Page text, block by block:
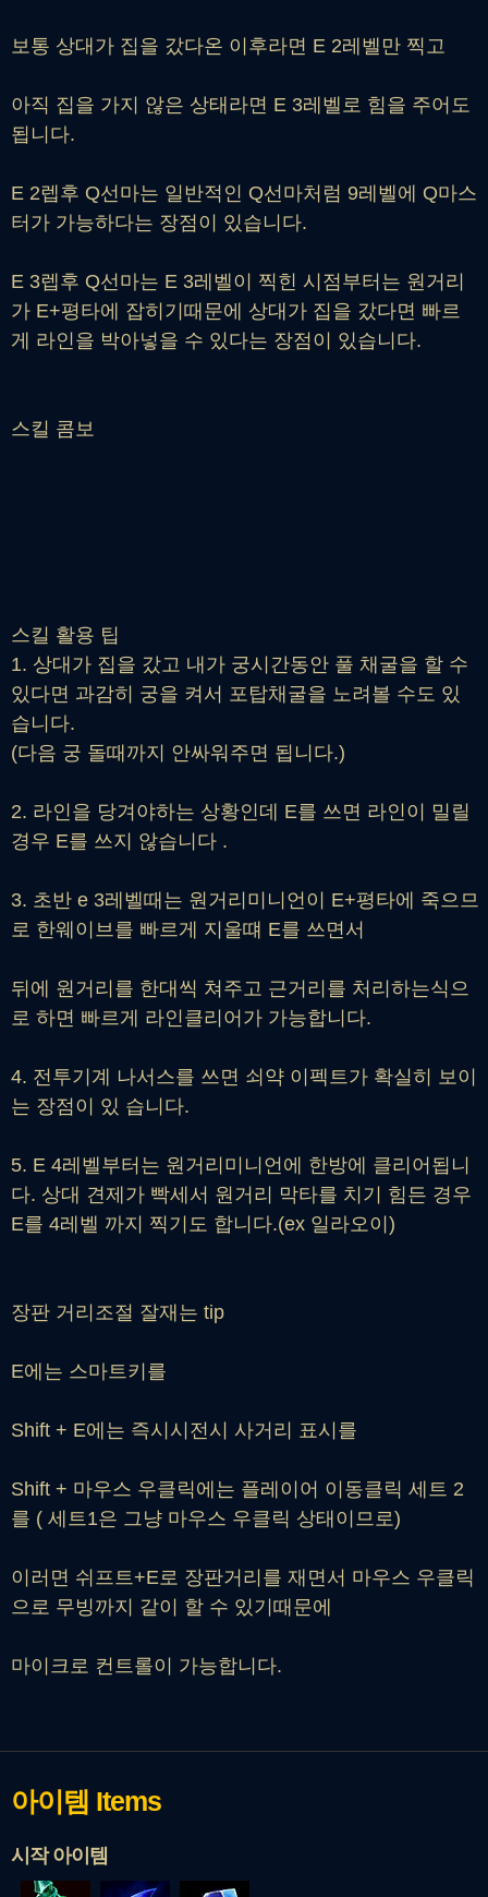
보통 상대가 집을 갔다온 이후라면 E 2레벨만 찍고
아직 집을 가지 않은 상태라면 E 3레벨로 힘을 주어도
됩니다.
E 2렙후 Q선마는 일반적인 Q선마처럼 9레벨에 Q마스
터가 가능하다는 장점이 있습니다.
E 3렙후 Q선마는 E 3레벨이 찍힌 시점부터는 원거리
가 E+평타에 잡히기때문에 상대가 집을 갔다면 빠르
게 라인을 박아넣을 수 있다는 장점이 있습니다.
스킬 콤보
스킬 활용 팁
1. 상대가 집을 갔고 내가 궁시간동안 풀 채굴을 할 수
있다면 과감히 궁을 켜서 포탑채굴을 노려볼 수도 있
습니다.
(다음 궁 돌때까지 안싸워주면 됩니다.)
2. 라인을 당겨야하는 상황인데 E를 쓰면 라인이 밀릴
경우 E를 쓰지 않습니다 .
3. 초반 e 3레벨때는 원거리미니언이 E+평타에 죽으므
로 한웨이브를 빠르게 지울떄 E를 쓰면서
뒤에 원거리를 한대씩 쳐주고 근거리를 처리하는식으
로 하면 빠르게 라인클리어가 가능합니다.
4. 전투기계 나서스를 쓰면 쇠약 이펙트가 확실히 보이
는 장점이 있 습니다.
5. E 4레벨부터는 원거리미니언에 한방에 클리어됩니
다. 상대 견제가 빡세서 원거리 막타를 치기 힘든 경우
E를 4레벨 까지 찍기도 합니다.(ex 일라오이)
장판 거리조절 잘재는 tip
E에는 스마트키를
Shift + E에는 즉시시전시 사거리 표시를
Shift + 마우스 우클릭에는 플레이어 이동클릭 세트 2
를 ( 세트1은 그냥 마우스 우클릭 상태이므로)
이러면 쉬프트+E로 장판거리를 재면서 마우스 우클릭
으로 무빙까지 같이 할 수 있기때문에
마이크로 컨트롤이 가능합니다.
아이템 Items
시작 아이템